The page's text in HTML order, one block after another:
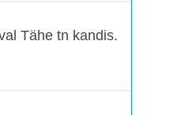
Tähe tn kandis.